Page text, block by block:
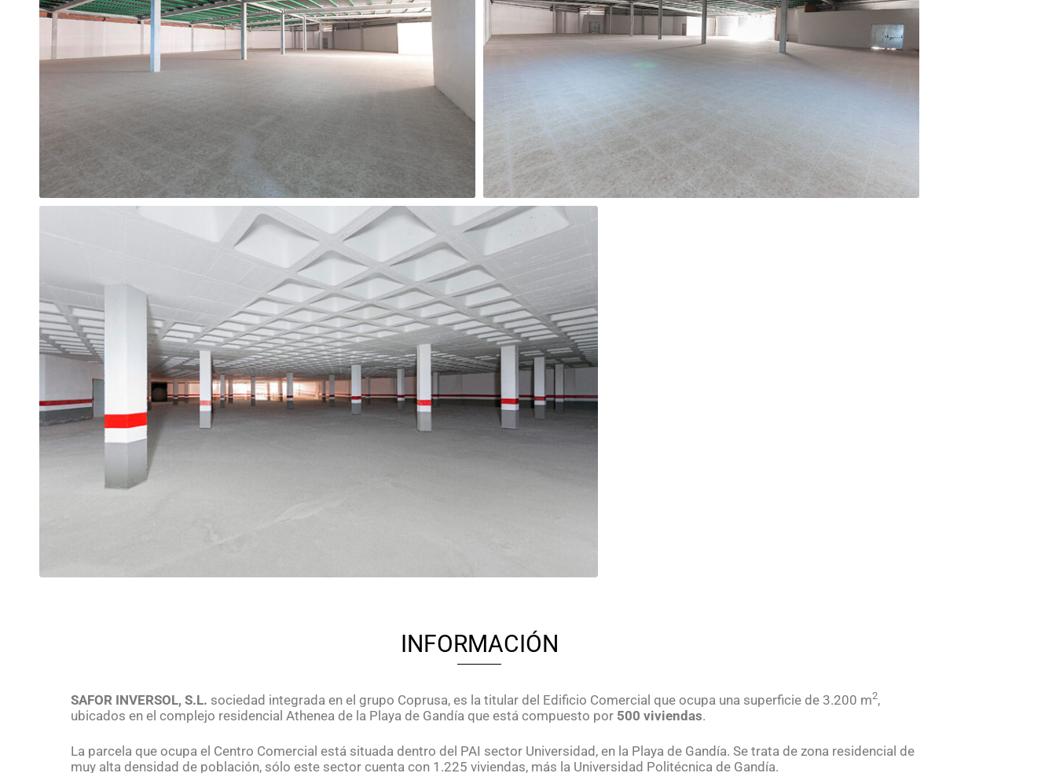
INFORMACIÓN
SAFOR INVERSOL, S.L. sociedad integrada en el grupo Coprusa, es la titular del Edificio Comercial que ocupa una superficie de 3.200 m2,
ubicados en el complejo residencial Athenea de la Playa de Gandía que está compuesto por 500 viviendas.
La parcela que ocupa el Centro Comercial está situada dentro del PAI sector Universidad, en la Playa de Gandía. Se trata de zona residencial de
muy alta densidad de población, sólo este sector cuenta con 1.225 viviendas, más la Universidad Politécnica de Gandía.